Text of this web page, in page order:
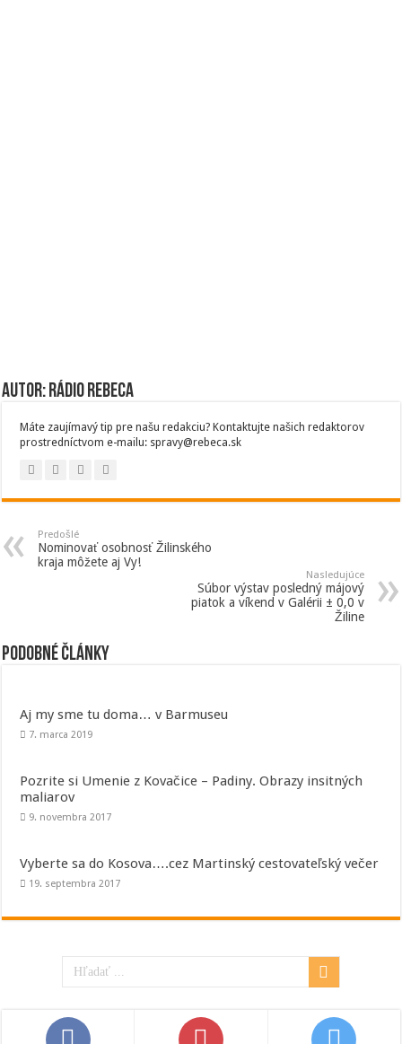
Autor: Rádio Rebeca
Máte zaujímavý tip pre našu redakciu? Kontaktujte našich redaktorov
prostredníctvom e-mailu: spravy@rebeca.sk
Predošlé
Nominovať osobnosť Žilinského
kraja môžete aj Vy!
Nasledujúce
Súbor výstav posledný májový
piatok a víkend v Galérii ± 0,0 v
Žiline
Podobné články
Aj my sme tu doma… v Barmuseu
7. marca 2019
Pozrite si Umenie z Kovačice – Padiny. Obrazy insitných
maliarov
9. novembra 2017
Vyberte sa do Kosova….cez Martinský cestovateľský večer
19. septembra 2017